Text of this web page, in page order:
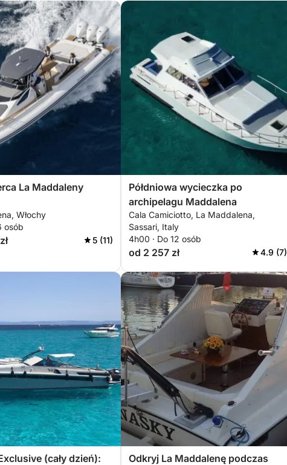
La Maddaleny
Włochy
osób
5 (11)
Półdniowa wycieczka po
archipelagu Maddalena
Cala Camiciotto, La Maddalena,
Sassari, Italy
4h00 · Do 12 osób
od 2 257 zł 4.9 (7)
(cały dzień):
Odkryj La Maddalenę podczas